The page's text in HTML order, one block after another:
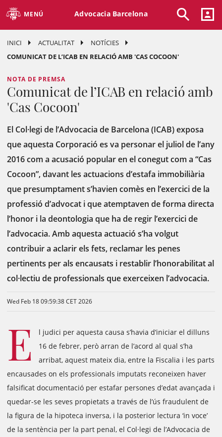
MENÚ Advocacia Barcelona
INICI ACTUALITAT
NOTÍCIES
COMUNICAT DE L’ICAB EN RELACIÓ AMB 'CAS COCOON'
NOTA DE PREMSA
Comunicat de l’ICAB en relació amb
'Cas Cocoon'
El Col·legi de l’Advocacia de Barcelona (ICAB) exposa
que aquesta Corporació es va personar el juliol de l’any
2016 com a acusació popular en el conegut com a “Cas
Cocoon”, davant les actuacions d’estafa immobiliària
que presumptament s’havien comès en l’exercici de la
professió d’advocat i que atemptaven de forma directa
l’honor i la deontologia que ha de regir l’exercici de
l’advocacia. Amb aquesta actuació s’ha volgut
contribuir a aclarir els fets, reclamar les penes
pertinents per als encausats i restablir l’honorabilitat al
col·lectiu de professionals que exerceixen l’advocacia.
Wed Feb 18 09:59:38 CET 2026
E
l judici per aquesta causa s’havia d’iniciar el dilluns
16 de febrer, però arran de l’acord al qual s’ha
arribat, aquest mateix dia, entre la Fiscalia i les parts
encausades on els professionals imputats reconeixen haver
falsificat documentació per estafar persones d’edat avançada i
quedar-se les seves propietats a través de l’ús fraudulent de
la figura de la hipoteca inversa, i la posterior lectura ‘in voce’
de la sentència per la part penal, el Col·legi de l’Advocacia de